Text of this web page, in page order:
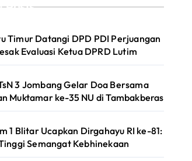
Posts
Timur Datangi DPD PDI Perjuangan
Evaluasi Ketua DPRD Lutim
3 Jombang Gelar Doa Bersama
Muktamar ke-35 NU di Tambakberas
1 Blitar Ucapkan Dirgahayu RI ke-81:
Semangat Kebhinekaan